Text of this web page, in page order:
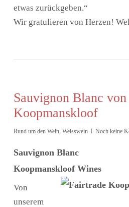
etwas zurückgeben.“
Wir gratulieren von Herzen!
Sauvignon Blanc von
Koopmanskloof
Rund um den Wein, Weisswein Noch keine
Sauvignon Blanc
Koopmanskloof Wines
Von
unserem